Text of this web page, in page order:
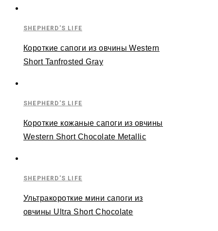
SHEPHERD'S LIFE
Короткие сапоги из овчины Western
Short Tanfrosted Gray
SHEPHERD'S LIFE
Короткие кожаные сапоги из овчины
Western Short Chocolate Metallic
SHEPHERD'S LIFE
Ультракороткие мини сапоги из
овчины Ultra Short Chocolate